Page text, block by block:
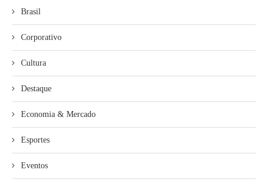
Brasil
Corporativo
Cultura
Destaque
Economia & Mercado
Esportes
Eventos